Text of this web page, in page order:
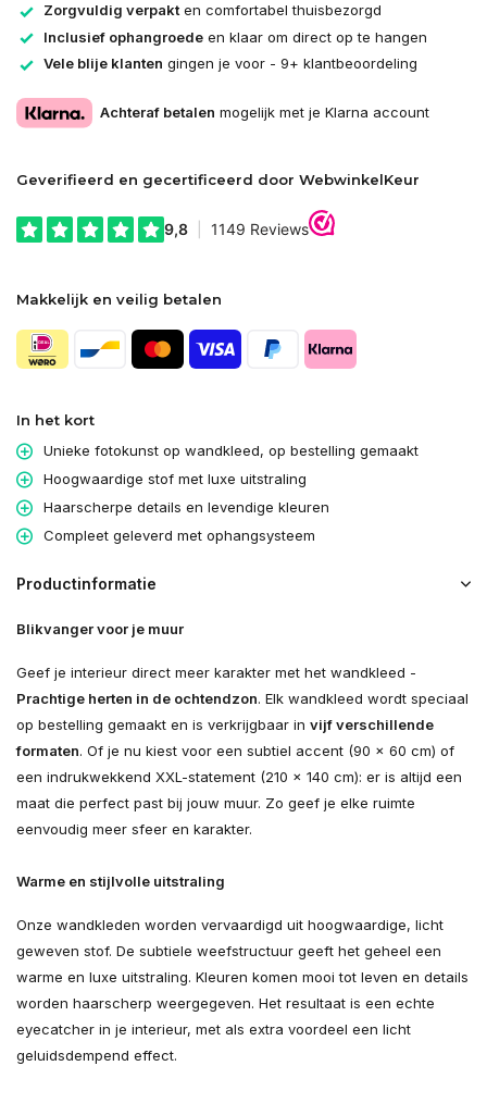
Zorgvuldig verpakten comfortabel thuisbezorgd
Inclusief ophangroede en klaar om direct op te hangen
Vele blije klanten gingen je voor - 9+ klantbeoordeling
Achteraf betalen mogelijk met je Klarna account
Geverifieerd en gecertificeerd door WebwinkelKeur
Makkelijk en veilig betalen
In het kort
Unieke fotokunst op wandkleed, op bestelling gemaakt
Hoogwaardige stof met luxe uitstraling
Haarscherpe details en levendige kleuren
Compleet geleverd met ophangsysteem
Productinformatie
Blikvanger voor je muur
Geef je interieur direct meer karakter met het wandkleed -
Prachtige herten in de ochtendzon. Elk wandkleed wordt speciaal
op bestelling gemaakt en is verkrijgbaar in vijf verschillende
formaten. Of je nu kiest voor een subtiel accent (90 × 60 cm) of
een indrukwekkend XXL-statement (210 × 140 cm): er is altijd een
maat die perfect past bij jouw muur. Zo geef je elke ruimte
eenvoudig meer sfeer en karakter.
Warme en stijlvolle uitstraling
Onze wandkleden worden vervaardigd uit hoogwaardige, licht
geweven stof. De subtiele weefstructuur geeft het geheel een
warme en luxe uitstraling. Kleuren komen mooi tot leven en details
worden haarscherp weergegeven. Het resultaat is een echte
eyecatcher in je interieur, met als extra voordeel een licht
geluidsdempend effect.